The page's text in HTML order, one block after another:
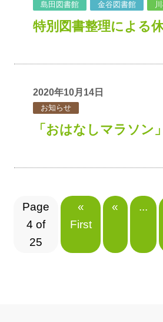
島田図書館 金谷図書館
特別図書整理による
2020年10月14日
お知らせ
「おはなしマラソン
Page
4 of
25
«
First
« ...